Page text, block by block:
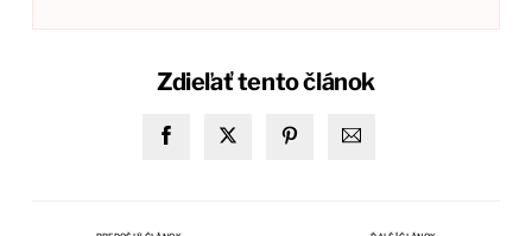
Zdieľať tento článok